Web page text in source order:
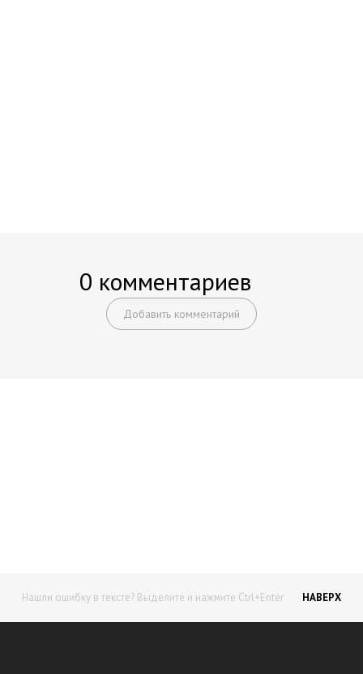
0 комментариев
Добавить комментарий
Нашли ошибку в тексте? Выделите и нажмите Ctrl+Enter НАВЕРХ